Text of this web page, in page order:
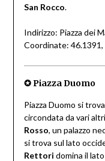
San Rocco.
Indirizzo: Piazza dei
Coordinate: 46.1391,
✪ Piazza Duomo
Piazza Duomo si
circondata da vari
Rosso, un palazzo
si trova sul lato
Rettori domina il